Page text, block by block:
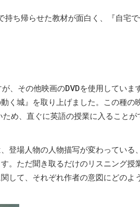
持ち帰らせた教材が面白く、『自宅
、その他映画のDVDを使用していま
く城』を取り上げました。この種の
め、直ぐに英語の授業に入ることが
登場人物の人物描写が変わっている
。ただ聞き取るだけのリスニング授
して、それぞれ作者の意図にどのよ